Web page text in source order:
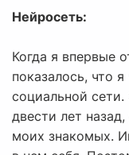
Нейросеть:
Когда я впервые
показалось, что
социальной
двести лет
моих знакомых.